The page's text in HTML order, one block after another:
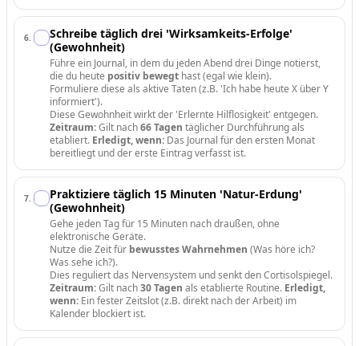
6.
Schreibe täglich drei 'Wirksamkeits-Erfolge'
(Gewohnheit)
Führe ein Journal, in dem du jeden Abend drei Dinge notierst,
die du heute positiv bewegt hast (egal wie klein).
Formuliere diese als aktive Taten (z.B. 'Ich habe heute X über Y
informiert').
Diese Gewohnheit wirkt der 'Erlernte Hilflosigkeit' entgegen.
Zeitraum:Gilt nach66 Tagen täglicher Durchführung als
etabliert. Erledigt, wenn: Das Journal für den ersten Monat
bereitliegt und der erste Eintrag verfasst ist.
7.
Praktiziere täglich 15 Minuten 'Natur-Erdung'
(Gewohnheit)
Gehe jeden Tag für 15 Minuten nach draußen, ohne
elektronische Geräte.
Nutze die Zeit für bewusstes Wahrnehmen (Was höre ich?
Was sehe ich?).
Dies reguliert das Nervensystem und senkt den Cortisolspiegel.
Zeitraum:Gilt nach30 Tagen als etablierte Routine. Erledigt,
wenn: Ein fester Zeitslot (z.B. direkt nach der Arbeit) im
Kalender blockiert ist.